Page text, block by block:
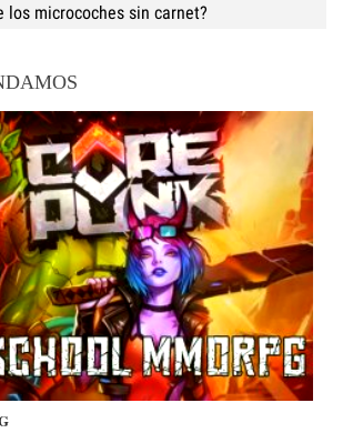
los microcoches sin carnet?